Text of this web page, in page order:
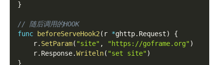
}
// 随后调用的HOOK
func
beforeServeHook2( r *ghttp. Request)
{
    r
. SetParam( "site" , "https://goframe.org")
    r
. Response.Writeln( "set site")
}